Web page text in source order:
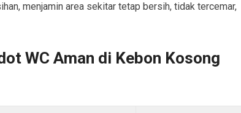
menjamin area sekitar tetap bersih, tidak tercemar,
WC Aman di Kebon Kosong